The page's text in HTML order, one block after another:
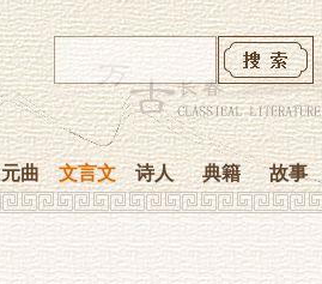
元曲 文言文 诗人 典籍 故事